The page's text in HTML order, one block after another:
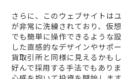
さらに、このウェブサイトは
が非常に洗練されており、仮
でも簡単に操作できるような
した直感的なデザインやサポ
貨取引所と同様に見えるかも
好んで採用する手法でもあり